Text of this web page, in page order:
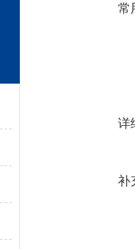
常
详
补